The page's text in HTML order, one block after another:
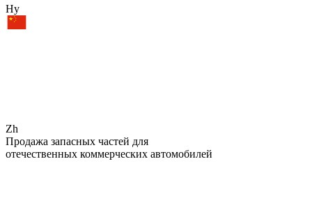
Hy
Zh
Продажа запасных частей для
отечественных коммерческих автомобилей